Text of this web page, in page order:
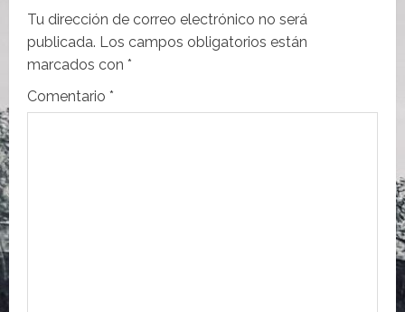
i
ó
n
Tu dirección de correo electrónico no será
publicada. Los campos obligatorios están
marcados con *
Comentario *